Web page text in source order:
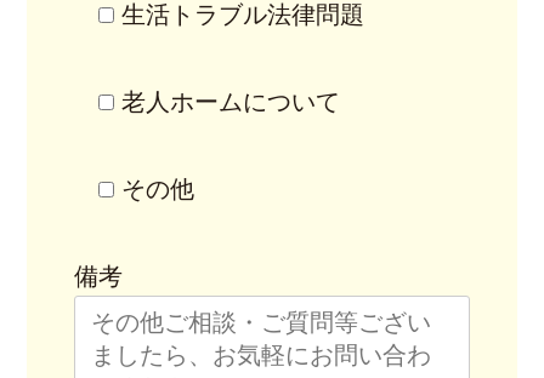
生活トラブル法律問題
老人ホームについて
その他
備考